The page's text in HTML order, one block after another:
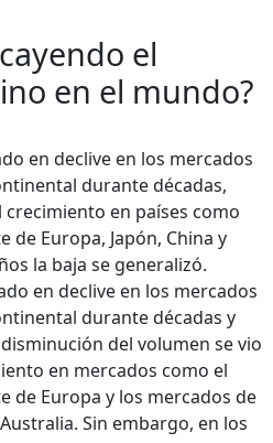
el
en el mundo?
en declive en los mercados
durante décadas,
en países como
de Europa, Japón, China y
la baja se generalizó.
en declive en los mercados
durante décadas y
del volumen se vio
en mercados como el
de Europa y los mercados de
Sin embargo, en los